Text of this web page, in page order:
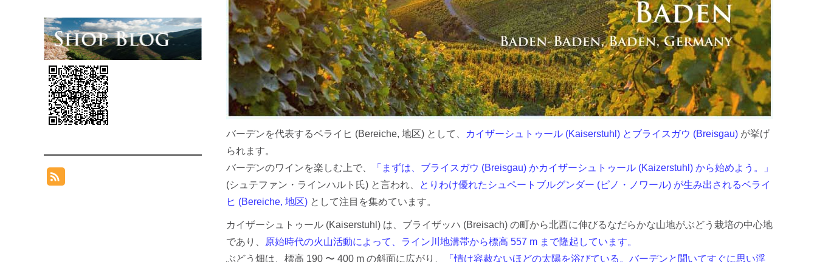
バーデンを代表するベライヒ (Bereiche, 地区) として、 カイザーシュトゥール (Kaiserstuhl) とブライスガウ (Breisgau) が挙げ
られます。
バーデンのワインを楽しむ上で、
「まずは、ブライスガウ (Breisgau) かカイザーシュトゥール (Kaizerstuhl) から始めよう。」
(シュテファン・ラインハルト氏) と言われ、
とりわけ優れたシュペートブルグンダー (ピノ・ノワール) が生み出されるベライ
ヒ (Bereiche, 地区) として注目を集めています。
カイザーシュトゥール (Kaiserstuhl) は、ブライザッハ (Breisach) の町から北西に伸びるなだらかな山地がぶどう栽培の中心地
であり、
原始時代の火山活動によって、ライン川地溝帯から標高 557 m まで隆起しています。
ぶどう畑は、標高 190 〜 400 m の斜面に広がり、
「情け容赦ないほどの太陽を浴びている。バーデンと聞いてすぐに思い浮